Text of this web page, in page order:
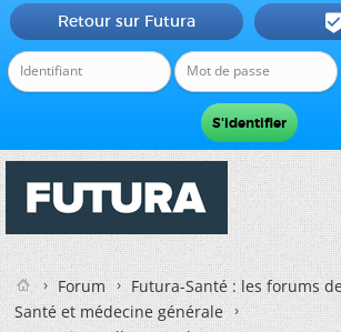
Retour sur Futura 
Forum
Futura-Santé : les forums
Santé et médecine générale